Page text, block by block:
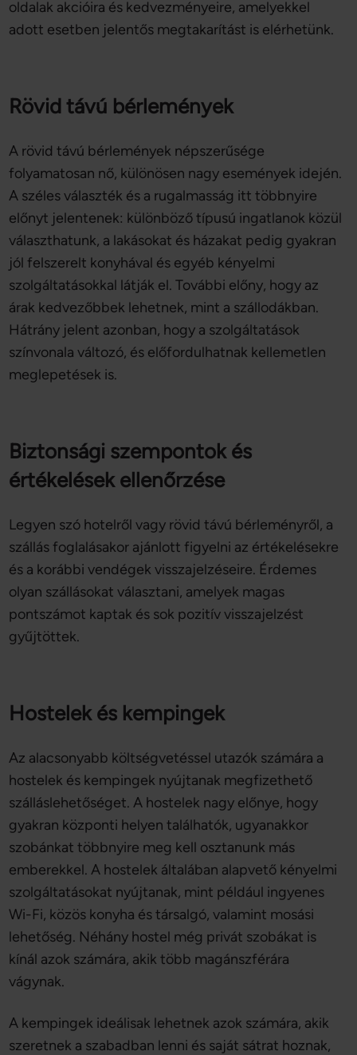
Ön által használt más szolgáltatásokból gyűjtöttek.
oldalak akcióira és kedvezményeire, amelyekkel
adott esetben jelentős megtakarítást is elérhetünk.
Rövid távú bérlemények
A rövid távú bérlemények népszerűsége
folyamatosan nő, különösen nagy események idején.
A széles választék és a rugalmasság itt többnyire
előnyt jelentenek: különböző típusú ingatlanok közül
választhatunk, a lakásokat és házakat pedig gyakran
jól felszerelt konyhával és egyéb kényelmi
szolgáltatásokkal látják el. További előny, hogy az
árak kedvezőbbek lehetnek, mint a szállodákban.
Hátrány jelent azonban, hogy a szolgáltatások
színvonala változó, és előfordulhatnak kellemetlen
meglepetések is.
Biztonsági szempontok és
értékelések ellenőrzése
Legyen szó hotelről vagy rövid távú bérleményről, a
szállás foglalásakor ajánlott figyelni az értékelésekre
és a korábbi vendégek visszajelzéseire. Érdemes
olyan szállásokat választani, amelyek magas
pontszámot kaptak és sok pozitív visszajelzést
gyűjtöttek.
Hostelek és kempingek
Az alacsonyabb költségvetéssel utazók számára a
hostelek és kempingek nyújtanak megfizethető
szálláslehetőséget. A hostelek nagy előnye, hogy
gyakran központi helyen találhatók, ugyanakkor
szobánkat többnyire meg kell osztanunk más
emberekkel. A hostelek általában alapvető kényelmi
szolgáltatásokat nyújtanak, mint például ingyenes
Wi-Fi, közös konyha és társalgó, valamint mosási
lehetőség. Néhány hostel még privát szobákat is
kínál azok számára, akik több magánszférára
vágynak.
A kempingek ideálisak lehetnek azok számára, akik
szeretnek a szabadban lenni és saját sátrat hoznak,